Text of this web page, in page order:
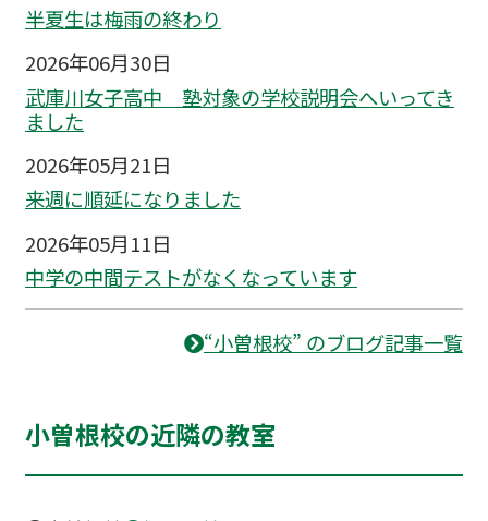
半夏生は梅雨の終わり
2026年06月30日
武庫川女子高中 塾対象の学校説明会へいってき
ました
2026年05月21日
来週に順延になりました
2026年05月11日
中学の中間テストがなくなっています
“小曽根校” のブログ記事一覧
小曽根校の近隣の教室